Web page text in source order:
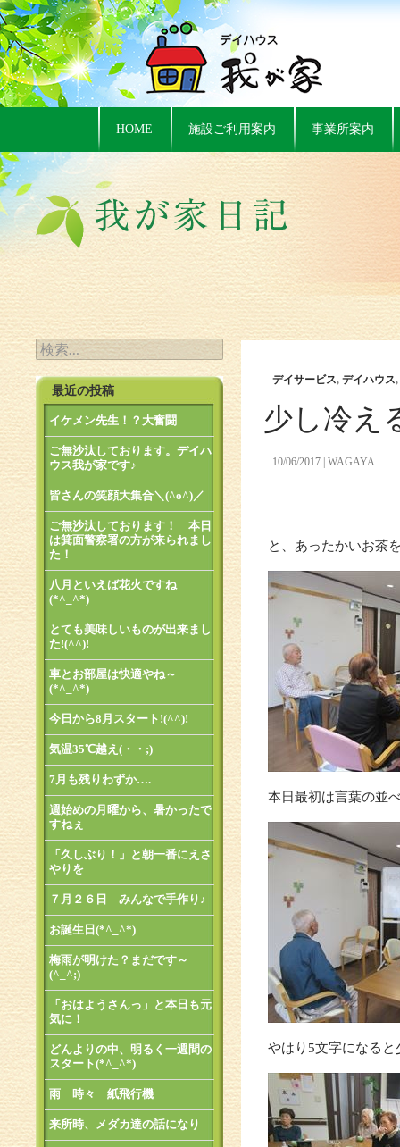
HOME 施設ご利用案内 事業所案内
デイサービス, デイハウス,
少し冷え
10/06/2017 WAGAYA
と、あったかいお茶
本日最初は言葉の並
やはり5文字になる
検索:
最近の投稿
イケメン先生！？大奮闘
ご無沙汰しております。デイハ
ウス我が家です♪
皆さんの笑顔大集合＼(^o^)／
ご無沙汰しております！ 本日
は箕面警察署の方が来られまし
た！
八月といえば花火ですね
(*^_^*)
とても美味しいものが出来まし
た!(^^)!
車とお部屋は快適やね～
(*^_^*)
今日から8月スタート!(^^)!
気温35℃越え(・・;)
7月も残りわずか….
週始めの月曜から、暑かったで
すねぇ
「久しぶり！」と朝一番にえさ
やりを
７月２６日 みんなで手作り♪
お誕生日(*^_^*)
梅雨が明けた？まだです～
(^_^;)
「おはようさんっ」と本日も元
気に！
どんよりの中、明るく一週間の
スタート(*^_^*)
雨 時々 紙飛行機
来所時、メダカ達の話になり